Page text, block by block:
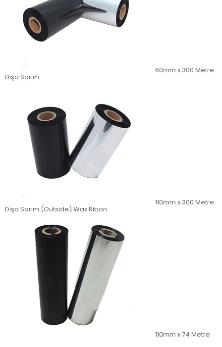
60mm x 300 Metre
Dışa Sarım
110mm x 300 Metre
Dışa Sarım (Outside) Wax Ribon
110mm x 74 Metre